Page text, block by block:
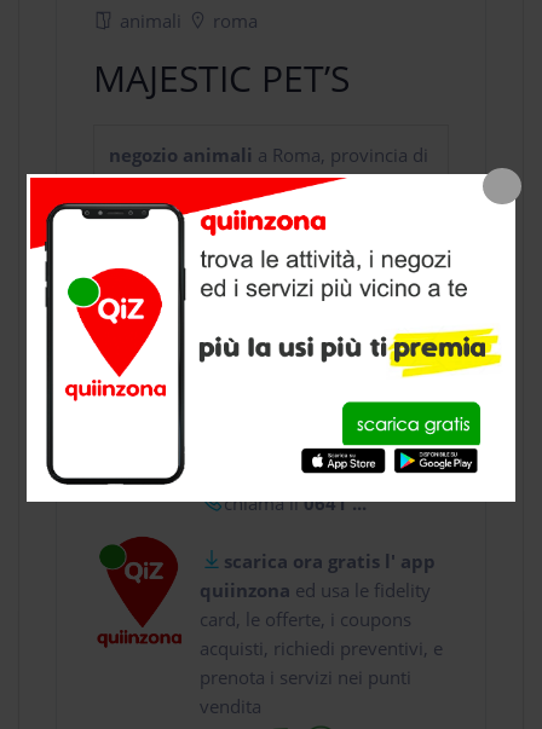
animali roma
MAJESTIC PET’S
negozio animali a Roma, provincia di
Roma
CONTATTI
usa gratis quiinzona e :
Via delle Case ...
chiama il0641 ...
scarica ora gratis l' app
quiinzona ed usa le fidelity
card, le offerte, i coupons
acquisti, richiedi preventivi, e
prenota i servizi nei punti
vendita